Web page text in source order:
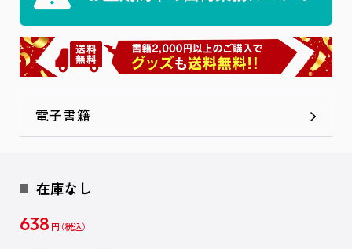
電子書籍
在庫なし
638 円